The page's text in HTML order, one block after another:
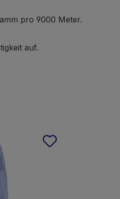
pro 9000 Meter.
auf.